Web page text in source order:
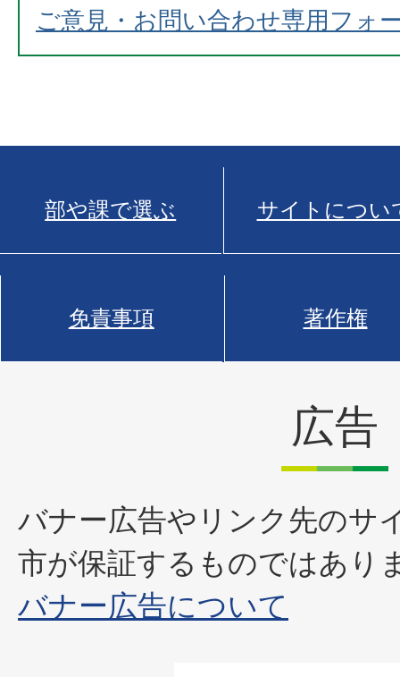
ご意見・お問い合わせ専用フォ
部や課で選ぶ サイトについ
免責事項 著作権
広告
バナー広告やリンク先のサ
市が保証するものではあり
バナー広告について